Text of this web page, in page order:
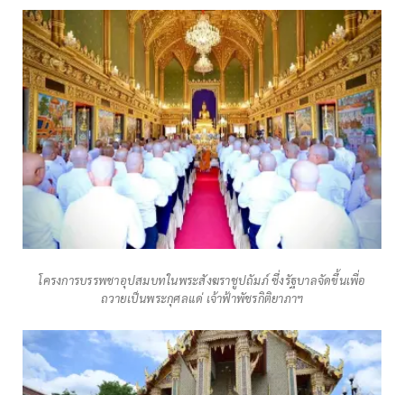
โครงการบรรพชาอุปสมบทในพระสังฆราชูปถัมภ์ ซึ่งรัฐบาลจัดขึ้นเพื่อ
ถวายเป็นพระกุศลแด่ เจ้าฟ้าพัชรกิติยาภาฯ